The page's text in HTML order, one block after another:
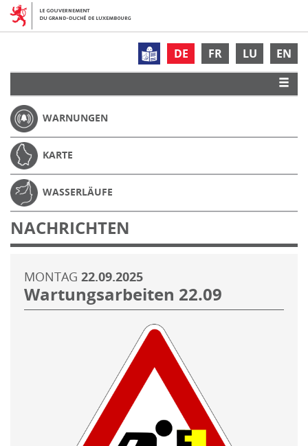
DE FR LU EN
WARNUNGEN
KARTE
WASSERLÄUFE
NACHRICHTEN
MONTAG 22.09.2025
Wartungsarbeiten 22.09